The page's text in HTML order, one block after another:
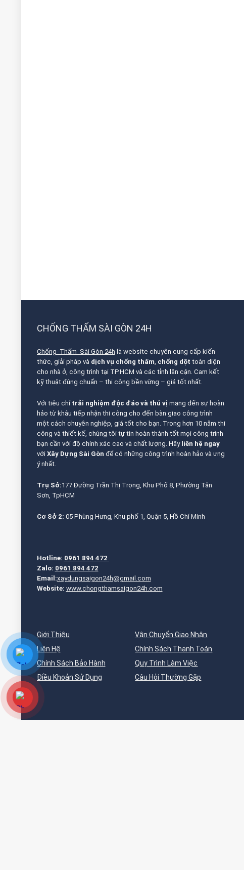
CHỐNG THẤM SÀI GÒN 24H
Chống Thấm Sài Gòn 24h là website chuyên cung cấp kiến
thức, giải pháp và dịch vụ chống thấm, chống dột toàn diện
cho nhà ở, công trình tại TP.HCM và các tỉnh lân cận. Cam kết
kỹ thuật đúng chuẩn – thi công bền vững – giá tốt nhất.
Với tiêu chí trải nghiệm độc đáo và thú vị mang đến sự hoàn
hảo từ khâu tiếp nhận thi công cho đến bàn giao công trình
một cách chuyên nghiệp, giá tốt cho bạn. Trong hơn 10 năm thi
công và thiết kế, chúng tôi tự tin hoàn thành tốt mọi công trình
bạn cần với độ chính xác cao và chất lượng. Hãy liên hệ ngay
với Xây Dựng Sài Gòn để có những công trình hoàn hảo và ưng
ý nhất.
Trụ Sở:177 Đường Trần Thị Trọng, Khu Phố 8, Phường Tân
Sơn, TpHCM
Cơ Sở 2: 05 Phùng Hưng, Khu phố 1, Quận 5, Hồ Chí Minh
Hotline: 0961 894 472
Zalo: 0961 894 472
Email:xaydungsaigon24h@gmail.com
Website: www.chongthamsaigon24h.com
Giới Thiệu
Liên Hệ
Chính Sách Bảo Hành
Điều Khoản Sử Dụng
Vận Chuyển Giao Nhận
Chính Sách Thanh Toán
Quy Trình Làm Việc
Câu Hỏi Thường Gặp